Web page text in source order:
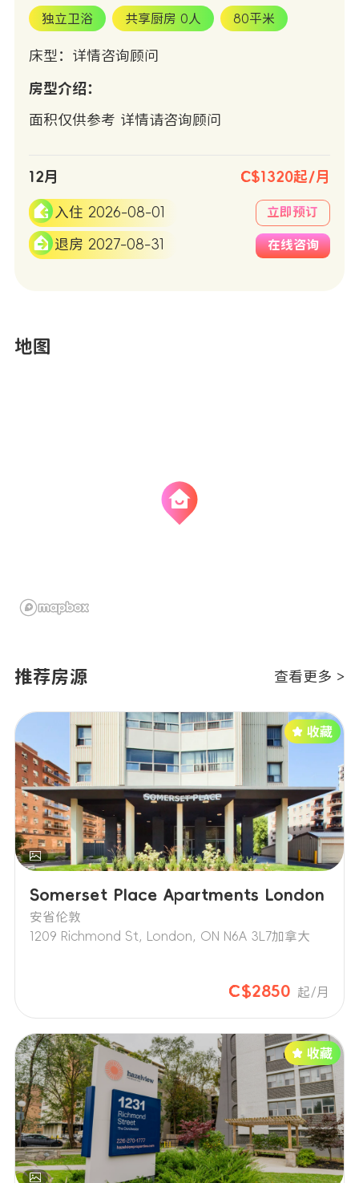
独立卫浴 共享厨房 0人 80平米
床型：详情咨询顾问
房型介绍：
面积仅供参考 详情请咨询顾问
12月 C$1320起/月
入住 2026-08-01
退房 2027-08-31
立即预订
在线咨询
地图
推荐房源 查看更多 >
Somerset Place Apartments London
安省伦敦
1209 Richmond St, London, ON N6A 3L7加拿大
C$2850 起/月